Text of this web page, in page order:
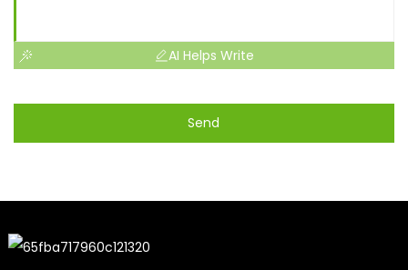
AI Helps Write
Send